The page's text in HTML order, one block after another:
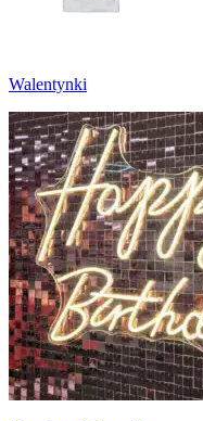
Walentynki